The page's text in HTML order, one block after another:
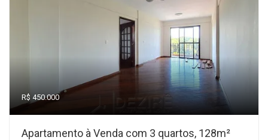
R$ 450.000
Apartamento à Venda com 3 quartos, 128m²